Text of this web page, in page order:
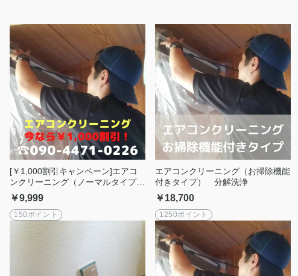
[￥1,000割引キャンペーン]エアコ
ンクリーニング（ノーマルタイプ）
分解洗浄
￥9,999
150ポイント
エアコンクリーニング（お掃除機能
付きタイプ） 分解洗浄
￥18,700
1250ポイント